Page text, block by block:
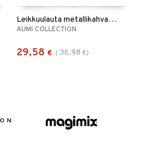
Leikkuulauta metallikahvalla, tiikkiä
AUMI COLLECTION
29,58 € ( 36,98 €)